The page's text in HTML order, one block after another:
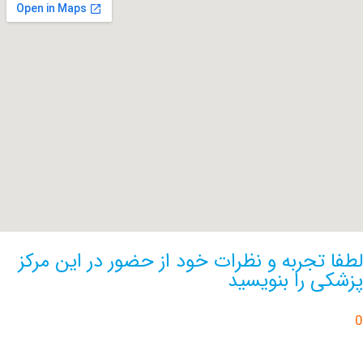
و نظرات خود از حضور در این مرکز
را بنویسید